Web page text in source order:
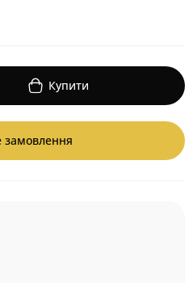
Купити